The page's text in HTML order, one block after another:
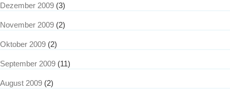
Dezember 2009 (3)
November 2009 (2)
Oktober 2009 (2)
September 2009 (11)
August 2009 (2)